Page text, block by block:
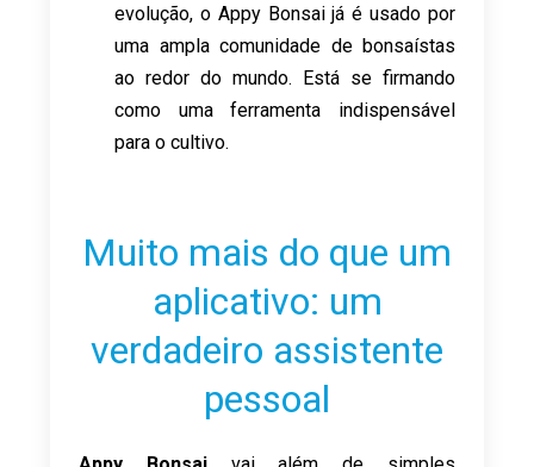
evolução, o Appy Bonsai já é usado por
uma ampla comunidade de bonsaístas
ao redor do mundo. Está se firmando
como uma ferramenta indispensável
para o cultivo.
Muito mais do que um
aplicativo: um
verdadeiro assistente
pessoal